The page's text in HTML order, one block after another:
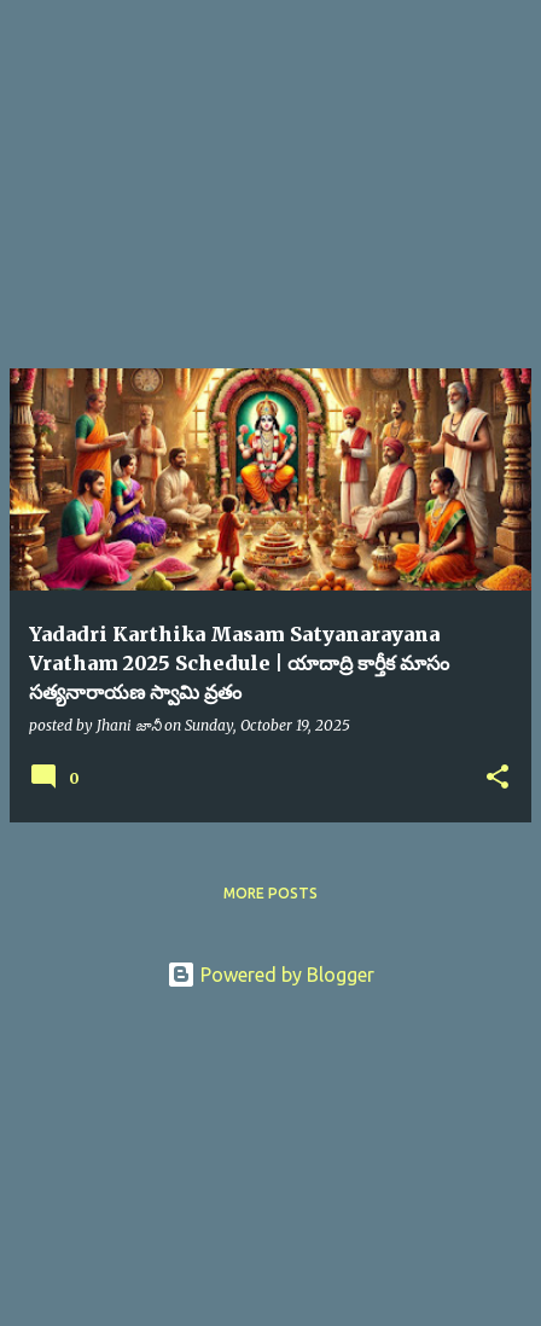
Yadadri Karthika Masam Satyanarayana
Vratham 2025 Schedule | యాదాద్రి కార్తీక మాసం
సత్యనారాయణ స్వామి వ్రతం
posted by Jhani జానీ on Sunday, October 19, 2025
0
MORE POSTS
Powered by Blogger